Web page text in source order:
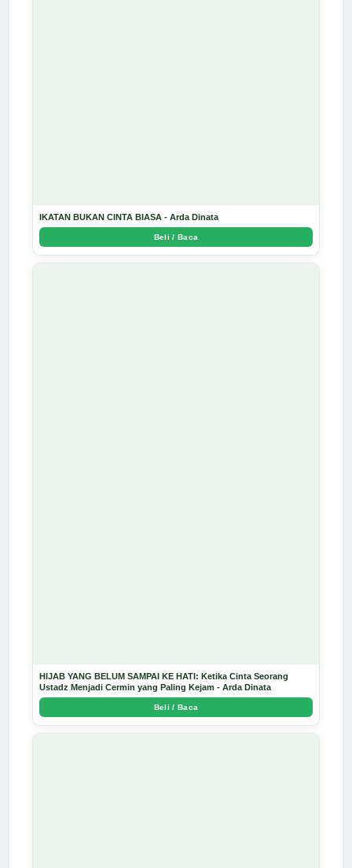
IKATAN BUKAN CINTA BIASA - Arda Dinata
Beli / Baca
HIJAB YANG BELUM SAMPAI KE HATI: Ketika Cinta Seorang
Ustadz Menjadi Cermin yang Paling Kejam - Arda Dinata
Beli / Baca